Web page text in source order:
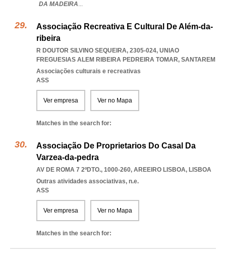
DA MADEIRA...
Associação Recreativa E Cultural De Além-da-
ribeira
R DOUTOR SILVINO SEQUEIRA, 2305-024, UNIAO
FREGUESIAS ALEM RIBEIRA PEDREIRA TOMAR, SANTAREM
Associações culturais e recreativas
ASS
Ver empresa Ver no Mapa
Matches in the search for:
Associação De Proprietarios Do Casal Da
Varzea-da-pedra
AV DE ROMA 7 2ºDTO., 1000-260, AREEIRO LISBOA, LISBOA
Outras atividades associativas, n.e.
ASS
Ver empresa Ver no Mapa
Matches in the search for: